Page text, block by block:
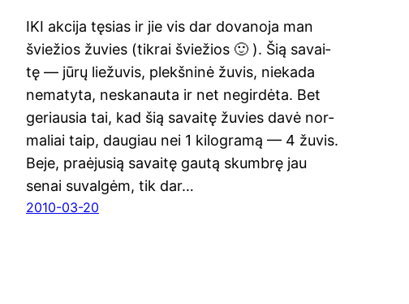
IKI akci­ja tęsias ir jie vis dar dova­no­ja man
švie­žios žuvies (tik­rai švie­žios 🙂 ). Šią savai­
tę — jūrų lie­žu­vis, plekš­ni­nė žuvis, nie­ka­da
nema­ty­ta, neska­nau­ta ir net negir­dė­ta. Bet
geriau­sia tai, kad šią savai­tę žuvies davė nor­
ma­liai taip, dau­giau nei 1 kilo­gra­mą — 4 žuvis.
Beje, pra­ėju­sią savai­tę gau­tą skumb­rę jau
senai suval­gėm, tik dar…
2010-03-20